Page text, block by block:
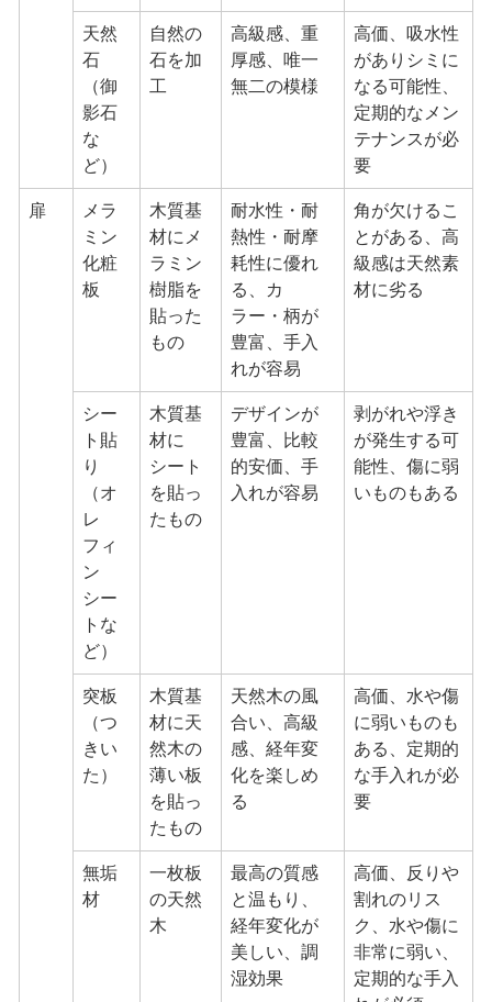
天然
石
（御
影石
な
ど）
自然の
石を加
工
高級感、重
厚感、唯一
無二の模様
高価、吸水性
がありシミに
なる可能性、
定期的なメン
テナンスが必
要
扉
メラ
ミン
化粧
板
木質基
材にメ
ラミン
樹脂を
貼った
もの
耐水性・耐
熱性・耐摩
耗性に優れ
る、カ
ラー・柄が
豊富、手入
れが容易
角が欠けるこ
とがある、高
級感は天然素
材に劣る
シー
ト貼
り
（オ
レ
フィ
ン
シー
トな
ど）
木質基
材に
シート
を貼っ
たもの
デザインが
豊富、比較
的安価、手
入れが容易
剥がれや浮き
が発生する可
能性、傷に弱
いものもある
突板
（つ
きい
た）
木質基
材に天
然木の
薄い板
を貼っ
たもの
天然木の風
合い、高級
感、経年変
化を楽しめ
る
高価、水や傷
に弱いものも
ある、定期的
な手入れが必
要
無垢
材
一枚板
の天然
木
最高の質感
と温もり、
経年変化が
美しい、調
湿効果
高価、反りや
割れのリス
ク、水や傷に
非常に弱い、
定期的な手入